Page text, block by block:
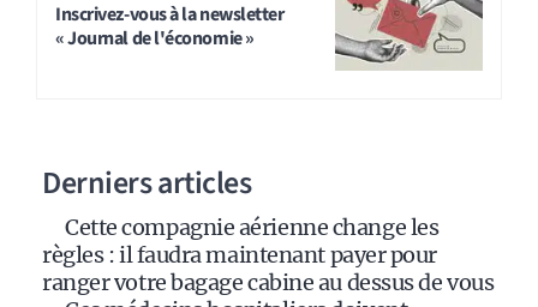
Inscrivez-vous à la newsletter
« Journal de l'économie »
Derniers articles
Cette compagnie aérienne change les
règles : il faudra maintenant payer pour
ranger votre bagage cabine au dessus de vous